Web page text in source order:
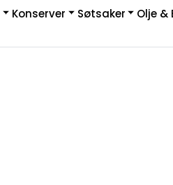
Konserver Søtsaker Olje &